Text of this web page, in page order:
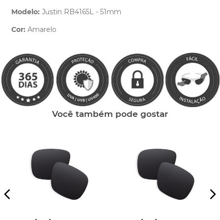
Modelo: Justin RB4165L - 51mm
Cor: Amarelo
Você também pode gostar